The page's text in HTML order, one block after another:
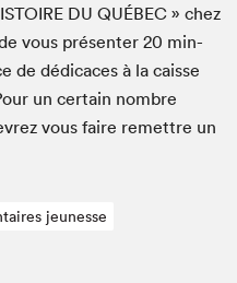
DU QUÉBEC » chez
vous présen­ter20 min­
de dédi­caces à la caisse
un cer­tain nom­bre
vous faire remet­tre un
jeunesse